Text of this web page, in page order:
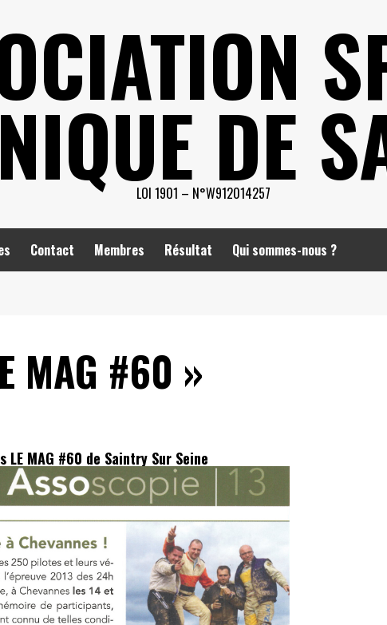
DE
LOI 1901 – N°W912014257
Contact Membres Résultat Qui sommes-nous ?
MAG #60 »
LE MAG #60 de Saintry Sur Seine